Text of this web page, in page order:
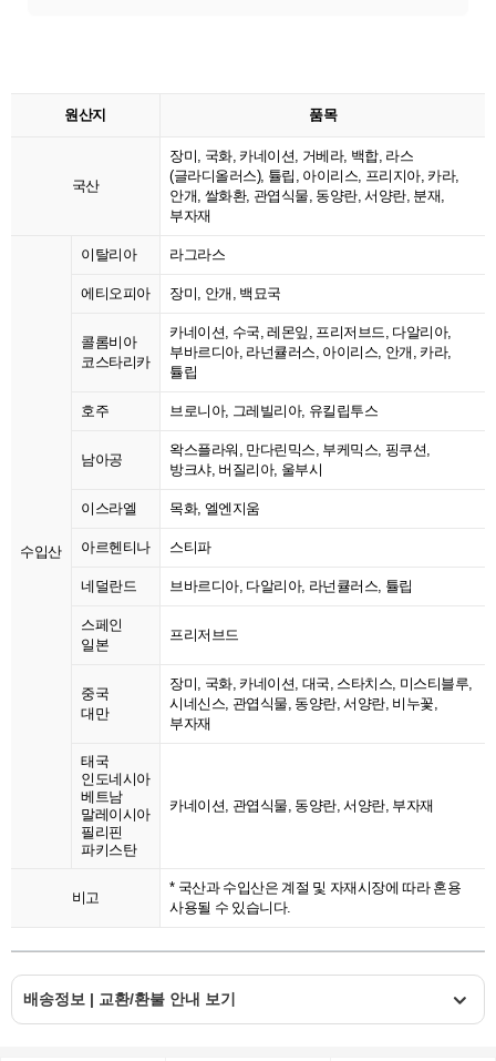
원산지 품목
국산
장미, 국화, 카네이션, 거베라, 백합, 라스
(글라디올러스), 튤립, 아이리스, 프리지아, 카라,
안개, 쌀화환, 관엽식물, 동양란, 서양란, 분재,
부자재
수입산
이탈리아 라그라스
에티오피아 장미, 안개, 백묘국
콜롬비아
코스타리카
카네이션, 수국, 레몬잎, 프리저브드, 다알리아,
부바르디아, 라넌큘러스, 아이리스, 안개, 카라,
튤립
호주 브로니아, 그레빌리아, 유킬립투스
남아공
왁스플라워, 만다린믹스, 부케믹스, 핑쿠션,
방크샤, 버질리아, 울부시
이스라엘 목화, 엘엔지움
아르헨티나 스티파
네덜란드 브바르디아, 다알리아, 라넌큘러스, 튤립
스페인
일본
프리저브드
중국
대만
장미, 국화, 카네이션, 대국, 스타치스, 미스티블루,
시네신스, 관엽식물, 동양란, 서양란, 비누꽃,
부자재
태국
인도네시아
베트남
말레이시아
필리핀
파키스탄
카네이션, 관엽식물, 동양란, 서양란, 부자재
비고
* 국산과 수입산은 계절 및 자재시장에 따라 혼용
사용될 수 있습니다.
배송정보 | 교환/환불 안내 보기